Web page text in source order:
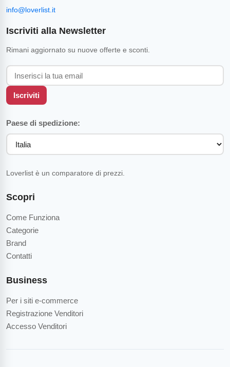
Scopri
Come Funziona
Categorie
Brand
Contatti
Business
Per i siti e-commerce
Registrazione Venditori
Accesso Venditori
info@loverlist.it
Iscriviti alla Newsletter
Rimani aggiornato su nuove offerte e sconti.
Iscriviti
Paese di spedizione:
Loverlist è un comparatore di prezzi.